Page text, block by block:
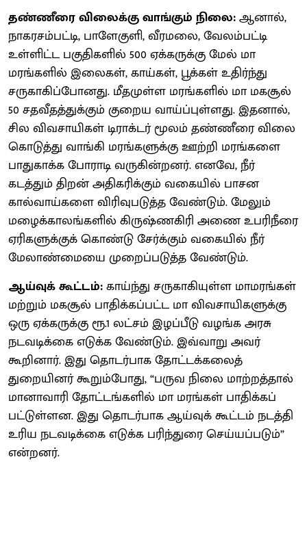
தண்ணீரை விலைக்கு வாங்கும் நிலை:ஆனால்,
நாகரசம்பட்டி, பாளேகுளி, வீரமலை, வேலம்பட்டி
உள்ளிட்ட பகுதிகளில் 500 ஏக்கருக்கு மேல் மா
மரங்களில் இலைகள், காய்கள், பூக்கள் உதிர்ந்து
சருகாகிப்போனது. மீதமுள்ள மரங்களில் மா மகசூல்
50 சதவீதத்துக்கும் குறைய வாய்ப்புள்ளது. இதனால்,
சில விவசாயிகள் டிராக்டர் மூலம் தண்ணீரை விலை
கொடுத்து வாங்கி மரங்களுக்கு ஊற்றி மரங்களை
பாதுகாக்க போராடி வருகின்றனர். எனவே, நீர்
கடத்தும் திறன் அதிகரிக்கும் வகையில் பாசன
கால்வாய்களை விரிவுபடுத்த வேண்டும். மேலும்
மழைக்காலங்களில் கிருஷ்ணகிரி அணை உபரிநீரை
ஏரிகளுக்குக் கொண்டு சேர்க்கும் வகையில் நீர்
மேலாண்மையை முறைப்படுத்த வேண்டும்.
ஆய்வுக் கூட்டம்:காய்ந்து சருகாகியுள்ள மாமரங்கள்
மற்றும் மகசூல் பாதிக்கப்பட்ட மா விவசாயிகளுக்கு
ஒரு ஏக்கருக்கு ரூ.1 லட்சம் இழப்பீடு வழங்க அரசு
நடவடிக்கை எடுக்க வேண்டும். இவ்வாறு அவர்
கூறினார். இது தொடர்பாக தோட்டக்கலைத்
துறையினர் கூறும்போது, “பருவ நிலை மாற்றத்தால்
மானாவாரி தோட்டங்களில் மா மரங்கள் பாதிக்கப்
பட்டுள்ளன. இது தொடர்பாக ஆய்வுக் கூட்டம் நடத்தி
உரிய நடவடிக்கை எடுக்க பரிந்துரை செய்யப்படும்”
என்றனர்.